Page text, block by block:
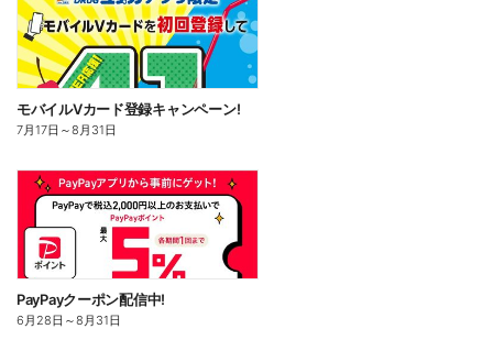
モバイルVカード登録キャンペーン!
7月17日 ～8月31日
PayPayクーポン配信中!
6月28日 ～8月31日